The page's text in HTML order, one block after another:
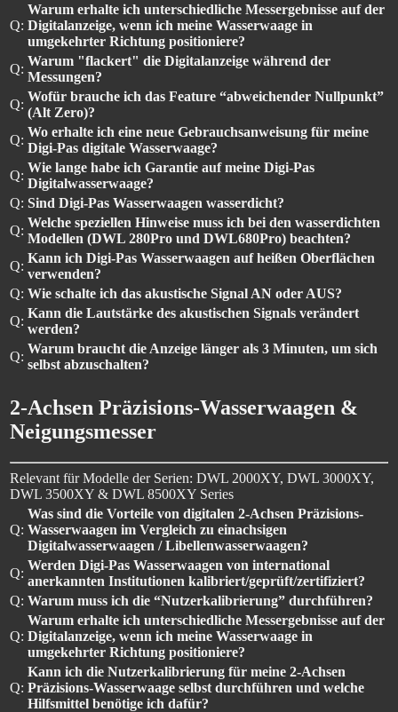
Q:
Warum erhalte ich unterschiedliche Messergebnisse auf der
Digitalanzeige, wenn ich meine Wasserwaage in
umgekehrter Richtung positioniere?
Q:
Warum "flackert" die Digitalanzeige während der
Messungen?
Q:
Wofür brauche ich das Feature “abweichender Nullpunkt”
(Alt Zero)?
Q:
Wo erhalte ich eine neue Gebrauchsanweisung für meine
Digi-Pas digitale Wasserwaage?
Q:
Wie lange habe ich Garantie auf meine Digi-Pas
Digitalwasserwaage?
Q: Sind Digi-Pas Wasserwaagen wasserdicht?
Q:
Welche speziellen Hinweise muss ich bei den wasserdichten
Modellen (DWL 280Pro und DWL680Pro) beachten?
Q:
Kann ich Digi-Pas Wasserwaagen auf heißen Oberflächen
verwenden?
Q: Wie schalte ich das akustische Signal AN oder AUS?
Q:
Kann die Lautstärke des akustischen Signals verändert
werden?
Q:
Warum braucht die Anzeige länger als 3 Minuten, um sich
selbst abzuschalten?
2-Achsen Präzisions-Wasserwaagen &
Neigungsmesser
Relevant für Modelle der Serien: DWL 2000XY, DWL 3000XY,
DWL 3500XY & DWL 8500XY Series
Q:
Was sind die Vorteile von digitalen 2-Achsen Präzisions-
Wasserwaagen im Vergleich zu einachsigen
Digitalwasserwaagen / Libellenwasserwaagen?
Q:
Werden Digi-Pas Wasserwaagen von international
anerkannten Institutionen kalibriert/geprüft/zertifiziert?
Q: Warum muss ich die “Nutzerkalibrierung” durchführen?
Q:
Warum erhalte ich unterschiedliche Messergebnisse auf der
Digitalanzeige, wenn ich meine Wasserwaage in
umgekehrter Richtung positioniere?
Q:
Kann ich die Nutzerkalibrierung für meine 2-Achsen
Präzisions-Wasserwaage selbst durchführen und welche
Hilfsmittel benötige ich dafür?